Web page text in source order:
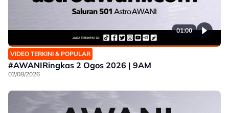
01:00
VIDEO TERKINI & POPULAR
#AWANIRingkas 2 Ogos 2026 | 9AM
02/08/2026